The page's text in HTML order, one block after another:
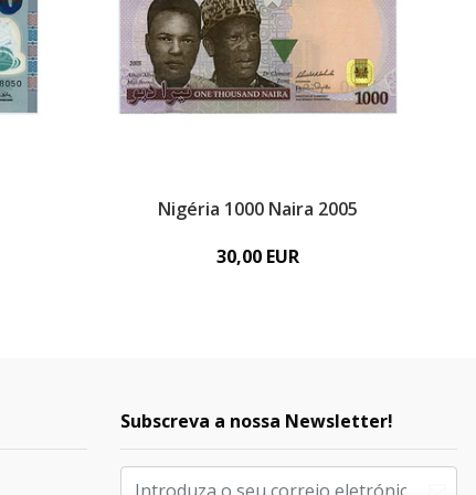
Nigéria 1000 Naira 2005
30,00 EUR
Subscreva a nossa Newsletter!